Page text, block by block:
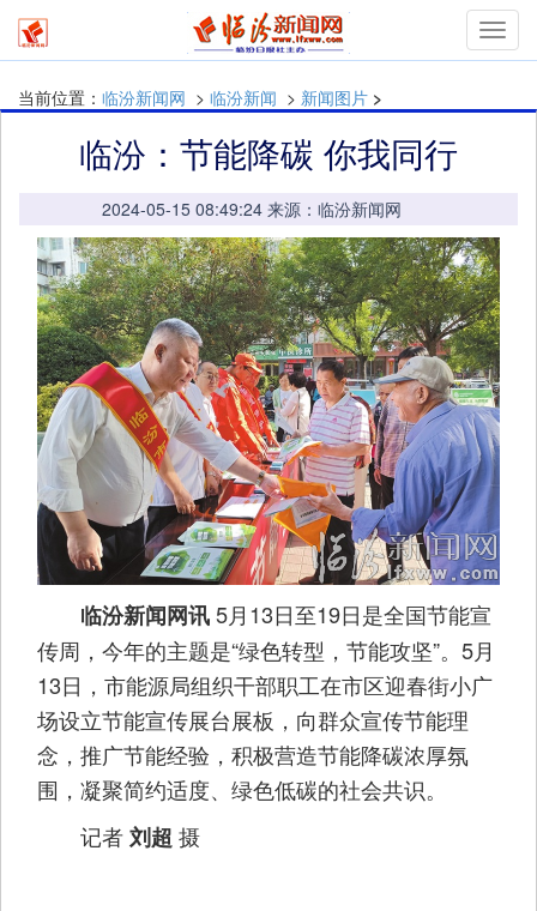
当前位置： 临汾新闻网 > 临汾新闻 > 新闻图片 >
临汾：节能降碳 你我同行
2024-05-15 08:49:24 来源：临汾新闻网
临汾新闻网讯5月13日至19日是全国节能宣
传周，今年的主题是“绿色转型，节能攻坚”。5月
13日，市能源局组织干部职工在市区迎春街小广
场设立节能宣传展台展板，向群众宣传节能理
念，推广节能经验，积极营造节能降碳浓厚氛
围，凝聚简约适度、绿色低碳的社会共识。
记者刘超 摄